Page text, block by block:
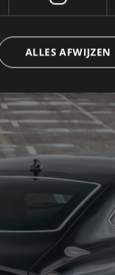
ALLES AFWIJZEN
Targeting
van de website
zonder de strikt
Omschrijving
Deze cookie wordt
vertrouwd
te omzeilen. Het is
veiligheid van een
bescherming tegen